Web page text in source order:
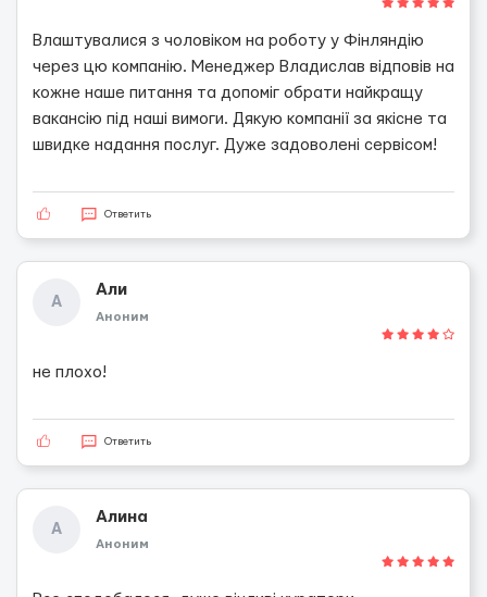
Влаштувалися з чоловіком на роботу у Фінляндію
через цю компанію. Менеджер Владислав відповів на
кожне наше питання та допоміг обрати найкращу
вакансію під наші вимоги. Дякую компанії за якісне та
швидке надання послуг. Дуже задоволені сервісом!
Ответить
А
Али
Аноним
не плохо!
Ответить
А
Алина
Аноним